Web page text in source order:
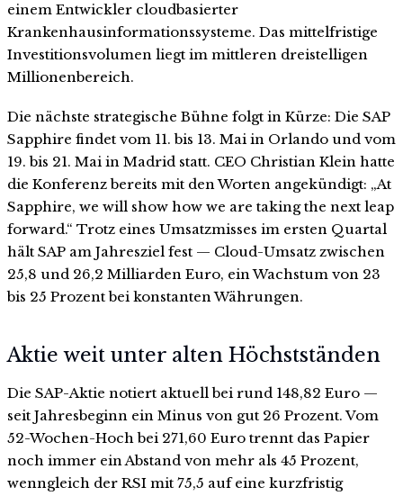
einem Entwickler cloudbasierter
Krankenhausinformationssysteme. Das mittelfristige
Investitionsvolumen liegt im mittleren dreistelligen
Millionenbereich.
Die nächste strategische Bühne folgt in Kürze: Die SAP
Sapphire findet vom 11. bis 13. Mai in Orlando und vom
19. bis 21. Mai in Madrid statt. CEO Christian Klein hatte
die Konferenz bereits mit den Worten angekündigt: „At
Sapphire, we will show how we are taking the next leap
forward.“ Trotz eines Umsatzmisses im ersten Quartal
hält SAP am Jahresziel fest — Cloud-Umsatz zwischen
25,8 und 26,2 Milliarden Euro, ein Wachstum von 23
bis 25 Prozent bei konstanten Währungen.
Aktie weit unter alten Höchstständen
Die SAP-Aktie notiert aktuell bei rund 148,82 Euro —
seit Jahresbeginn ein Minus von gut 26 Prozent. Vom
52-Wochen-Hoch bei 271,60 Euro trennt das Papier
noch immer ein Abstand von mehr als 45 Prozent,
wenngleich der RSI mit 75,5 auf eine kurzfristig